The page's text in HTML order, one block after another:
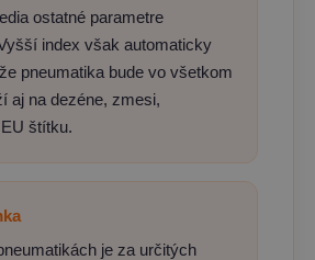
ostatné parametre
index však automaticky
pneumatika bude vo všetkom
aj na dezéne, zmesi,
štítku.
je za určitých